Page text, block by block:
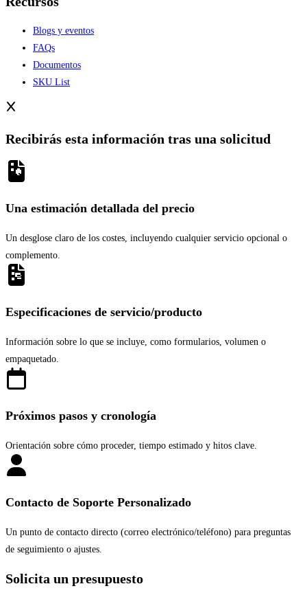
Blogs y eventos
FAQs
Documentos
SKU List
Recibirás esta información tras una solicitud
Una estimación detallada del precio
Un desglose claro de los costes, incluyendo cualquier servicio opcional o
complemento.
Especificaciones de servicio/producto
Información sobre lo que se incluye, como formularios, volumen o
empaquetado.
Próximos pasos y cronología
Orientación sobre cómo proceder, tiempo estimado y hitos clave.
Contacto de Soporte Personalizado
Un punto de contacto directo (correo electrónico/teléfono) para preguntas
de seguimiento o ajustes.
Solicita un presupuesto